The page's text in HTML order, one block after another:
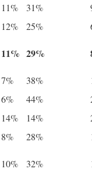
11% 31%
12% 25%
11% 29%
7% 38%
6% 44%
14% 14%
8% 28%
10% 32%